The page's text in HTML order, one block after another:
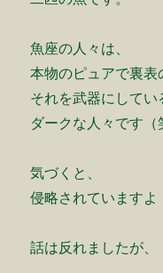
魚座の人々は、
本物のピュアで裏表
それを武器にしてい
ダークな人々です（
気づくと、
侵略されていますよ
話は反れましたが、